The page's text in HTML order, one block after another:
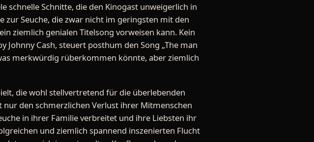
schnelle Schnitte, die den Kinogast unweigerlich in
zur Seuche, die zwar nicht im geringsten mit den
ziemlich genialen Titelsong vorweisen kann. Kein
Cash, steuert posthum den Song „The man
merkwürdig rüberkommen könnte, aber ziemlich
die wohl stellvertretend für die überlebenden
den schmerzlichen Verlust ihrer Mitmenschen
in ihrer Familie verbreitet und ihre Liebsten ihr
und ziemlich spannend inszenierten Flucht